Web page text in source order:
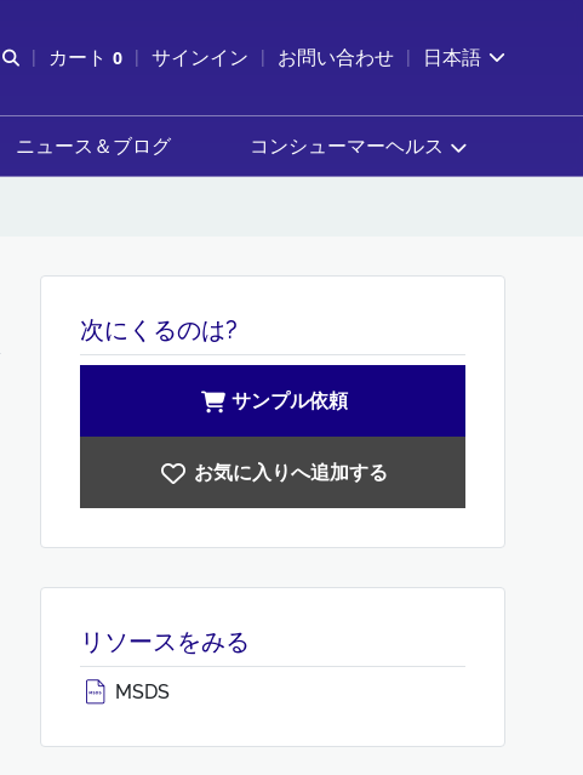
検索を開く
カート 0
カートを確認する
サインイン お問い合わせ 日本語
ニュース＆ブログ コンシューマーヘルス
次にくるのは?
サンプル依頼
お気に入りへ追加する
リソースをみる
MSDS